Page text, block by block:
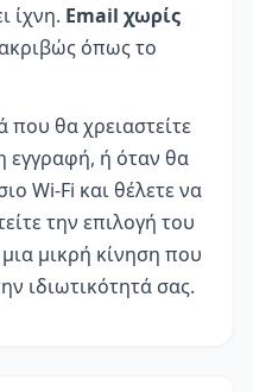
ίχνη. Email χωρίς
όπως το
θα χρειαστείτε
εγγραφή, ή όταν θα
Wi-Fi και θέλετε να
την επιλογή του
μικρή κίνηση που
ιδιωτικότητά σας.